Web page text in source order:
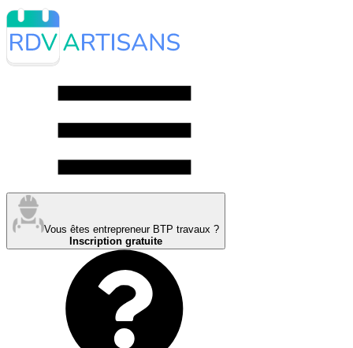
Vous êtes entrepreneur BTP travaux ?
Inscription gratuite